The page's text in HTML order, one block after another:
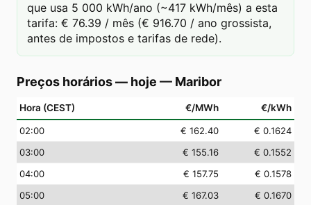
que usa 5 000 kWh/ano (~417 kWh/mês) a esta
tarifa: € 76.39 / mês (€ 916.70 / ano grossista,
antes de impostos e tarifas de rede).
Preços horários — hoje — Maribor
Hora (CEST) €/MWh €/kWh
02:00 € 162.40
€ 0.1624
03:00 € 155.16
€ 0.1552
04:00 € 157.75
€ 0.1578
05:00 € 167.03
€ 0.1670